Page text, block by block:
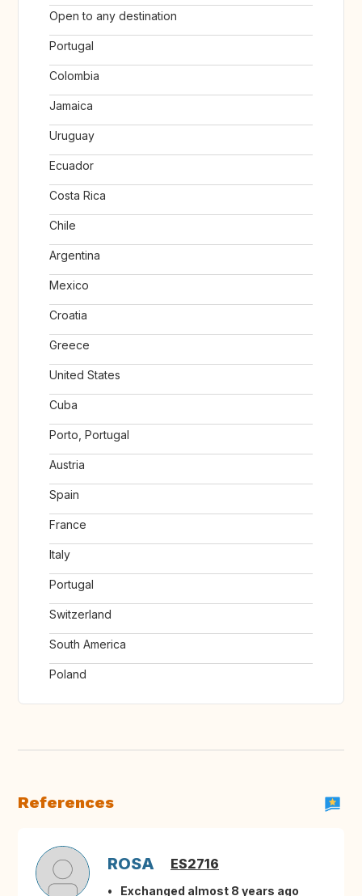
Open to any destination
Portugal
Colombia
Jamaica
Uruguay
Ecuador
Costa Rica
Chile
Argentina
Mexico
Croatia
Greece
United States
Cuba
Porto, Portugal
Austria
Spain
France
Italy
Portugal
Switzerland
South America
Poland
References
ROSA ES2716
Exchanged almost 8 years ago